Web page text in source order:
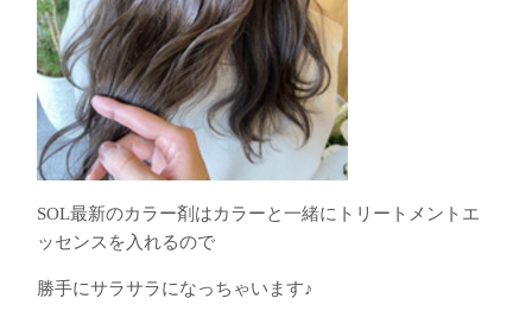
SOL最新のカラー剤はカラーと一緒にトリートメントエ
ッセンスを入れるので
勝手にサラサラになっちゃいます♪